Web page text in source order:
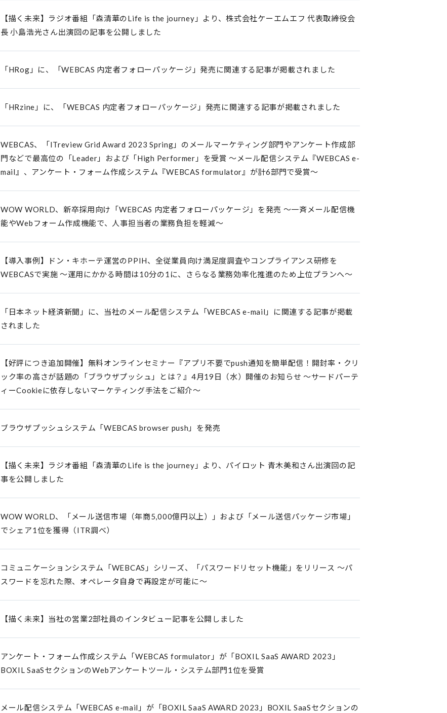
【描く未来】ラジオ番組「森清華のLife is the journey」より、株式会社ケーエムエフ 代表取締役会
長 小島浩光さん出演回の記事を公開しました
「HRog」に、「WEBCAS 内定者フォローパッケージ」発売に関連する記事が掲載されました
「HRzine」に、「WEBCAS 内定者フォローパッケージ」発売に関連する記事が掲載されました
WEBCAS、「ITreview Grid Award 2023 Spring」のメールマーケティング部門やアンケート作成部
門などで最高位の「Leader」および「High Performer」を受賞 ～メール配信システム『WEBCAS e-
mail』、アンケート・フォーム作成システム『WEBCAS formulator』が計6部門で受賞～
WOW WORLD、新卒採用向け「WEBCAS 内定者フォローパッケージ」を発売 ～一斉メール配信機
能やWebフォーム作成機能で、人事担当者の業務負担を軽減～
【導入事例】ドン・キホーテ運営のPPIH、全従業員向け満足度調査やコンプライアンス研修を
WEBCASで実施 ～運用にかかる時間は10分の1に、さらなる業務効率化推進のため上位プランへ～
「日本ネット経済新聞」に、当社のメール配信システム「WEBCAS e-mail」に関連する記事が掲載
されました
【好評につき追加開催】無料オンラインセミナー『アプリ不要でpush通知を簡単配信！開封率・クリ
ック率の高さが話題の「ブラウザプッシュ」とは？』4月19日（水）開催のお知らせ ～サードパーテ
ィーCookieに依存しないマーケティング手法をご紹介～
ブラウザプッシュシステム「WEBCAS browser push」を発売
【描く未来】ラジオ番組「森清華のLife is the journey」より、パイロット 青木美和さん出演回の記
事を公開しました
WOW WORLD、「メール送信市場（年商5,000億円以上）」および「メール送信パッケージ市場」
でシェア1位を獲得（ITR調べ）
コミュニケーションシステム「WEBCAS」シリーズ、「パスワードリセット機能」をリリース ～パ
スワードを忘れた際、オペレータ自身で再設定が可能に～
【描く未来】当社の営業2部社員のインタビュー記事を公開しました
アンケート・フォーム作成システム「WEBCAS formulator」が「BOXIL SaaS AWARD 2023」
BOXIL SaaSセクションのWebアンケートツール・システム部門1位を受賞
メール配信システム「WEBCAS e-mail」が「BOXIL SaaS AWARD 2023」BOXIL SaaSセクションの